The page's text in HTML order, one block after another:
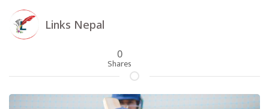
Links Nepal
0
Shares